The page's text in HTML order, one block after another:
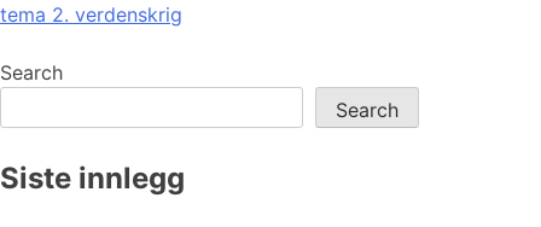
tema 2. verdenskrig
Search
Search
Siste innlegg